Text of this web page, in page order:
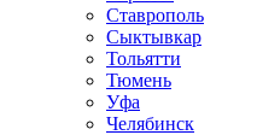
Ставрополь
Сыктывкар
Тольятти
Тюмень
Уфа
Челябинск